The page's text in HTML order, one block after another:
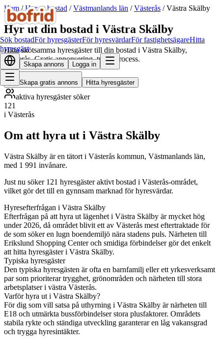
Sök bostadFör hyresgästerFör hyresvärdarFör fastighetsägareHitta
hyresgäst
Skapa annons Logga in
Hem/Hyr ut bostad /Västmanlands län /Västerås /Västra Skälby
Hyr ut din bostad i Västra Skälby
Hitta skötsamma hyresgäster till din bostad i Västra Skälby,
Västerås. Gratis annonsering, trygg process.
Skapa gratis annons Hitta hyresgäster
aktiva hyresgäster söker
121
i Västerås
Om att hyra ut i Västra Skälby
Västra Skälby är en tätort i Västerås kommun, Västmanlands län,
med 1 991 invånare.
Just nu söker 121 hyresgäster aktivt bostad i Västerås-området,
vilket gör det till en gynnsam marknad för hyresvärdar.
Hyresefterfrågan i Västra Skälby
Efterfrågan på att hyra ut lägenhet i Västra Skälby är mycket hög
under 2026, då området blivit ett av Västerås mest eftertraktade för
de som söker en lugn boendemiljö nära stadens puls. Närheten till
Erikslund Shopping Center och smidiga förbindelser gör det enkelt
att hitta hyresgäster i Västra Skälby.
Typiska hyresgäster
Den typiska hyresgästen är ofta en barnfamilj eller ett yrkesverksamt
par som prioriterar trygghet, grönområden och närheten till stora
arbetsplatser i västra Västerås.
Varför hyra ut i Västra Skälby?
För dig som vill satsa på uthyrning i Västra Skälby är närheten till
E18 och utmärkta bussförbindelser stora plusfaktorer. Områdets
stabila rykte och ständiga utveckling garanterar en låg vakansgrad
och trygga hyresintäkter.